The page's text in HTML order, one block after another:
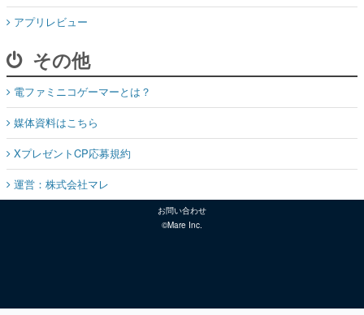
アプリレビュー
その他
電ファミニコゲーマーとは？
媒体資料はこちら
XプレゼントCP応募規約
運営：株式会社マレ
お問い合わせ
©Mare Inc.